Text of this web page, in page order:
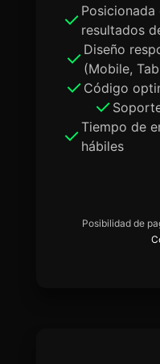
resultados
Diseño
(Mobile,
Código
Tiempo de
hábiles
Posibilidad de